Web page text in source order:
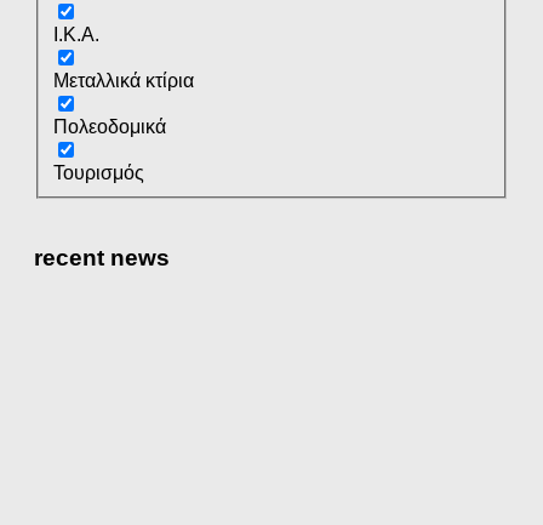
Ι.Κ.Α.
Μεταλλικά κτίρια
Πολεοδομικά
Τουρισμός
recent news